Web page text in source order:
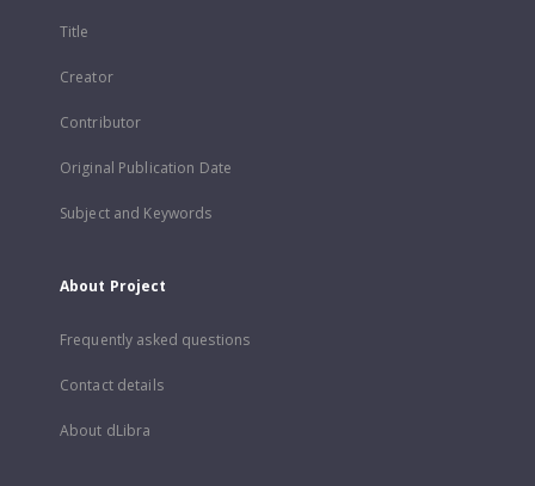
Title
Creator
Contributor
Original Publication Date
Subject and Keywords
About Project
Frequently asked questions
Contact details
About dLibra